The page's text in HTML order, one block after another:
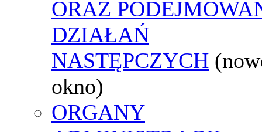
ORAZ
DZIAŁAŃ
NASTĘPCZYCH
okno)
ORGANY